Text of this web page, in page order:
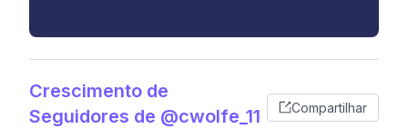
Crescimento de
Seguidores de @cwolfe_11
Compartilhar